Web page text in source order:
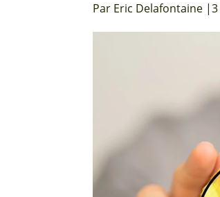
Par Eric Delafontaine |